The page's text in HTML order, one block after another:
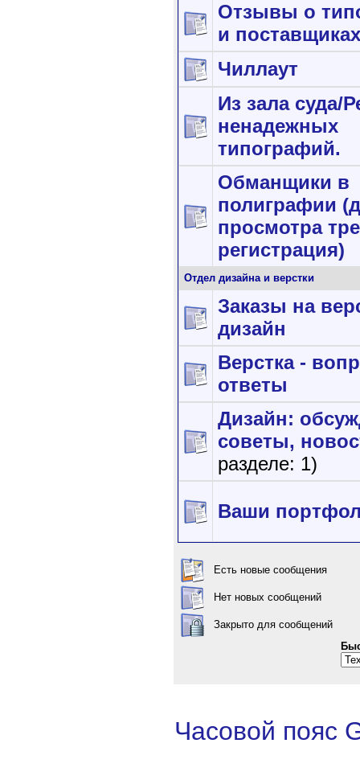
Отзывы о
и поставщиках
Чиллаут
Из зала суда/
ненадежных
типографий.
Обманщики в
полиграфии
просмотра
регистрация)
Отдел дизайна и верстки
Заказы на
дизайн
Верстка -
ответы
Дизайн:
советы,
разделе: 1)
Ваши
Есть новые сообщения
Нет новых сообщений
Закрыто для сообщений
Часовой пояс